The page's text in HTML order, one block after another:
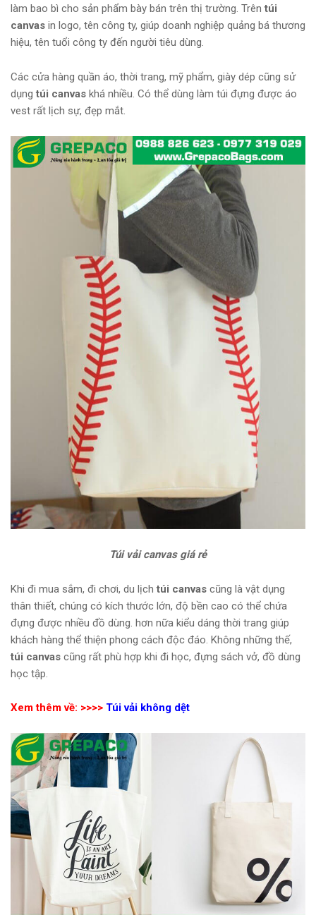
làm bao bì cho sản phẩm bày bán trên thị trường. Trên túi
canvas in logo, tên công ty, giúp doanh nghiệp quảng bá thương
hiệu, tên tuổi công ty đến người tiêu dùng.
Các cửa hàng quần áo, thời trang, mỹ phẩm, giày dép cũng sử
dụng túi canvas khá nhiều. Có thể dùng làm túi đựng được áo
vest rất lịch sự, đẹp mắt.
Túi vải canvas giá rẻ
Khi đi mua sắm, đi chơi, du lịch túi canvas cũng là vật dụng
thân thiết, chúng có kích thước lớn, độ bền cao có thể chứa
đựng được nhiều đồ dùng. hơn nữa kiểu dáng thời trang giúp
khách hàng thể thiện phong cách độc đáo. Không những thế,
túi canvas cũng rất phù hợp khi đi học, đựng sách vở, đồ dùng
học tập.
Xem thêm về: >>>> Túi vải không dệt